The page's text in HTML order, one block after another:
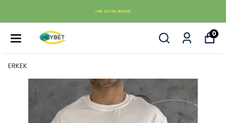
YENI SEZON ÜRÜNLER
0
ERKEK